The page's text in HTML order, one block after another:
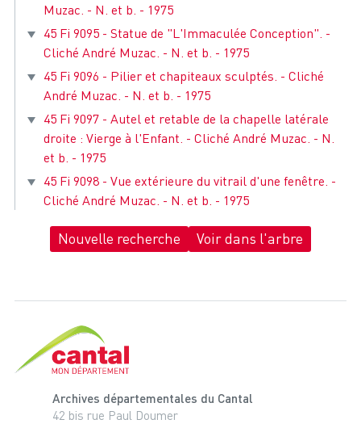
Muzac. - N. et b. - 1975
45 Fi 9095 - Statue de "L'Immaculée Conception". -
Cliché André Muzac. - N. et b. - 1975
45 Fi 9096 - Pilier et chapiteaux sculptés. - Cliché
André Muzac. - N. et b. - 1975
45 Fi 9097 - Autel et retable de la chapelle latérale
droite : Vierge à l'Enfant. - Cliché André Muzac. - N.
et b. - 1975
45 Fi 9098 - Vue extérieure du vitrail d'une fenêtre. -
Cliché André Muzac. - N. et b. - 1975
Nouvelle recherche Voir dans l'arbre
Archives départementales du Cantal
42 bis rue Paul Doumer